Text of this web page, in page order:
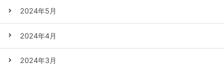
2024年5月
2024年4月
2024年3月